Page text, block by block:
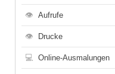
👁 Aufrufe
👁 Drucke
💻 Online-Ausmalungen